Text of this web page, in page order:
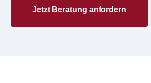
Jetzt Beratung anfordern